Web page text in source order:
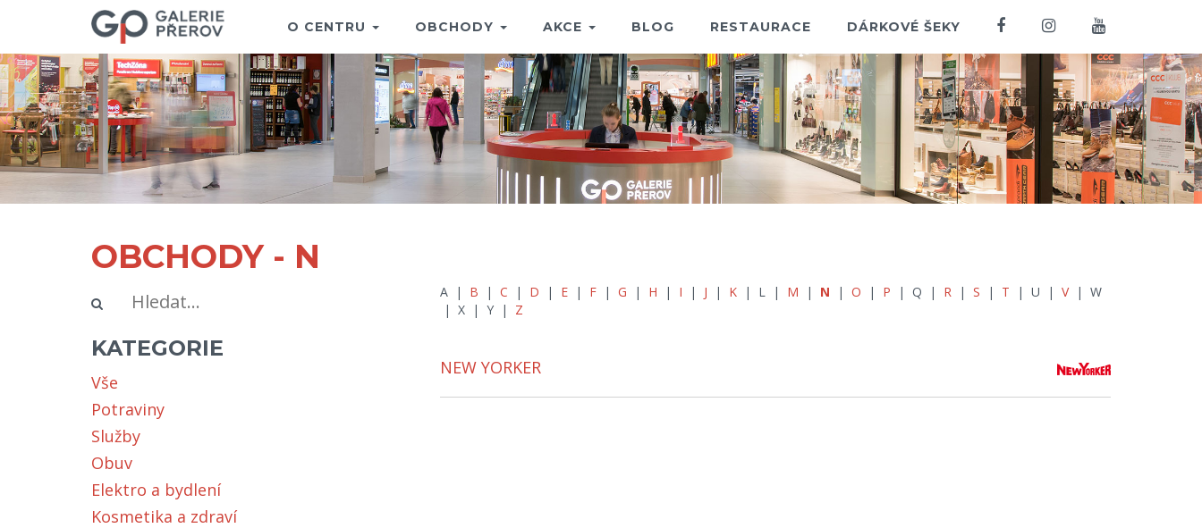
O CENTRU OBCHODY AKCE BLOG RESTAURACE DÁRKOVÉ ŠEKY
OBCHODY - N
KATEGORIE
Vše
Potraviny
Služby
Obuv
Elektro a bydlení
Kosmetika a zdraví
A | B | C | D | E | F | G | H | I | J | K | L | M | N | O | P | Q | R | S | T | U | V| W
| X | Y | Z
NEW YORKER